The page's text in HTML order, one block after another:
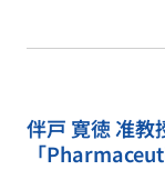
伴戸 寛徳 准教
「